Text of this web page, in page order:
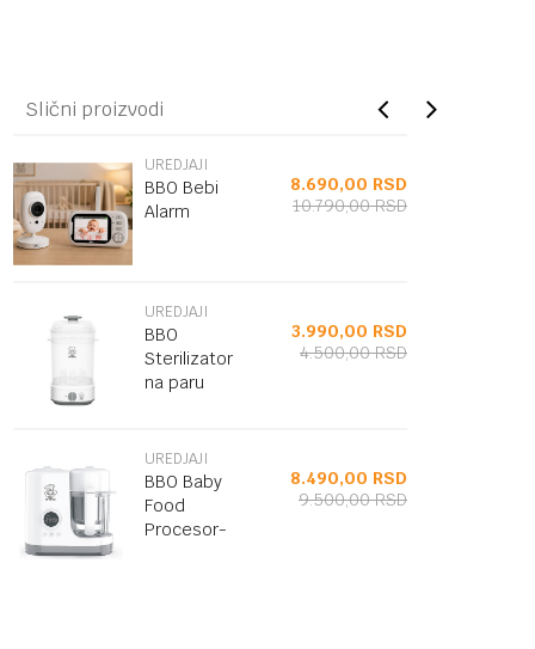
Slični proizvodi
UREDJAJI
BBO Bebi
Alarm
8.690,00 RSD
10.790,00RSD
UREDJAJI
BBO
Sterilizator
na paru
3.990,00 RSD
4.500,00RSD
UREDJAJI
BBO Baby
Food
Procesor-
8.490,00 RSD
9.500,00RSD